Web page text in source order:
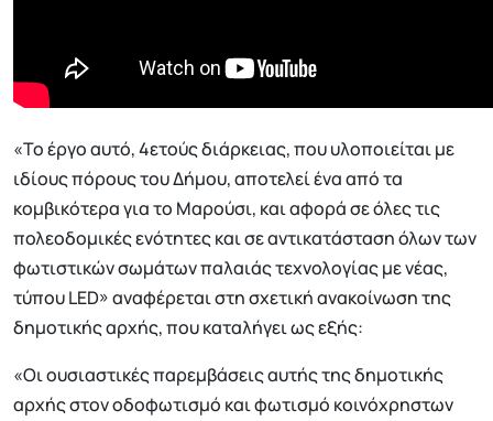
«Το έργο αυτό, 4ετούς διάρκειας, που υλοποιείται με
ιδίους πόρους του Δήμου, αποτελεί ένα από τα
κομβικότερα για το Μαρούσι, και αφορά σε όλες τις
πολεοδομικές ενότητες και σε αντικατάσταση όλων των
φωτιστικών σωμάτων παλαιάς τεχνολογίας με νέας,
τύπου LED» αναφέρεται στη σχετική ανακοίνωση της
δημοτικής αρχής, που καταλήγει ως εξής:
«Οι ουσιαστικές παρεμβάσεις αυτής της δημοτικής
αρχής στον οδοφωτισμό και φωτισμό κοινόχρηστων